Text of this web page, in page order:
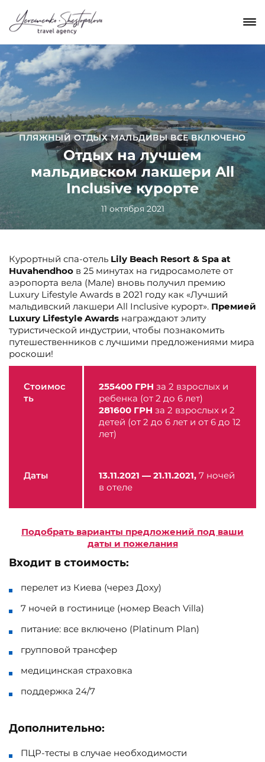
ПЛЯЖНЫЙ ОТДЫХ МАЛЬДИВЫ ВСЕ ВКЛЮЧЕНО
Отдых на лучшем
мальдивском лакшери All
Inclusive курорте
11 октября 2021
Курортный спа-отель Lily Beach Resort & Spa at
Huvahendhoo в 25 минутах на гидросамолете от
аэропорта вела (Мале) вновь получил премию
Luxury Lifestyle Awards в 2021 году как «Лучший
мальдивский лакшери All Inclusive курорт». Премией
Luxury Lifestyle Awards награждают элиту
туристической индустрии, чтобы познакомить
путешественников с лучшими предложениями мира
роскоши!
Стоимос
ть
255400 ГРН за 2 взрослых и
ребенка (от 2 до 6 лет)
281600 ГРН за 2 взрослых и 2
детей (от 2 до 6 лет и от 6 до 12
лет)
Даты 13.11.2021 — 21.11.2021, 7 ночей
в отеле
Подобрать варианты предложений под ваши
даты и пожелания
Входит в стоимость:
перелет из Киева (через Доху)
7 ночей в гостинице (номер Beach Villa)
питание: все включено (Platinum Plan)
групповой трансфер
медицинская страховка
поддержка 24/7
Дополнительно:
ПЦР-тесты в случае необходимости